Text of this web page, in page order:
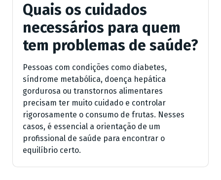
Quais os cuidados
necessários para quem
tem problemas de saúde?
Pessoas com condições como diabetes,
síndrome metabólica, doença hepática
gordurosa ou transtornos alimentares
precisam ter muito cuidado e controlar
rigorosamente o consumo de frutas. Nesses
casos, é essencial a orientação de um
profissional de saúde para encontrar o
equilíbrio certo.